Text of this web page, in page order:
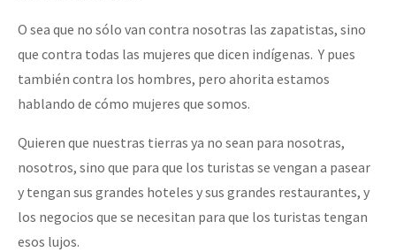
O sea que no sólo van contra nosotras las zapatistas, sino
que contra todas las mujeres que dicen indígenas. Y pues
también contra los hombres, pero ahorita estamos
hablando de cómo mujeres que somos.
Quieren que nuestras tierras ya no sean para nosotras,
nosotros, sino que para que los turistas se vengan a pasear
y tengan sus grandes hoteles y sus grandes restaurantes, y
los negocios que se necesitan para que los turistas tengan
esos lujos.